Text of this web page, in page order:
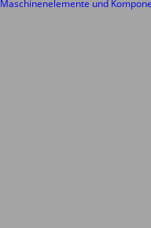
Maschinenelemente und